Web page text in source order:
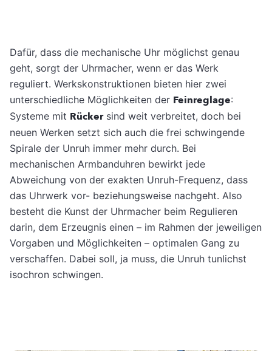
Dafür, dass die mechanische Uhr möglichst genau
geht, sorgt der Uhrmacher, wenn er das Werk
reguliert. Werkskonstruktionen bieten hier zwei
unterschiedliche Möglichkeiten der Feinreglage:
Systeme mit Rückersind weit verbreitet, doch bei
neuen Werken setzt sich auch die frei schwingende
Spirale der Unruh immer mehr durch. Bei
mechanischen Armbanduhren bewirkt jede
Abweichung von der exakten Unruh-Frequenz, dass
das Uhrwerk vor- beziehungsweise nachgeht. Also
besteht die Kunst der Uhrmacher beim Regulieren
darin, dem Erzeugnis einen – im Rahmen der jeweiligen
Vorgaben und Möglichkeiten – optimalen Gang zu
verschaffen. Dabei soll, ja muss, die Unruh tunlichst
isochron schwingen.